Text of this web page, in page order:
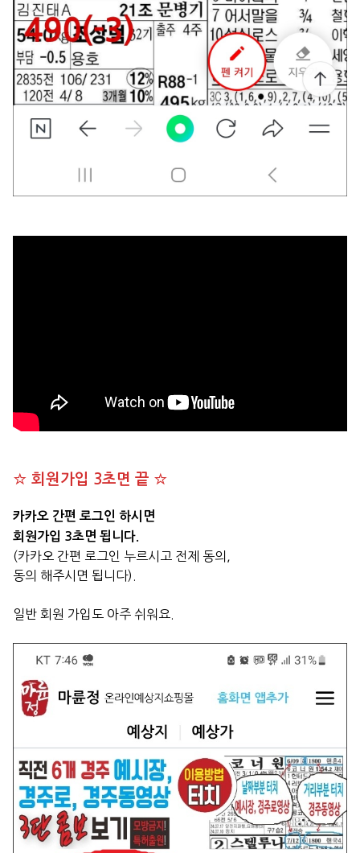
☆ 회원가입 3초면 끝 ☆
카카오 간편 로그인 하시면
회원가입 3초면 됩니다.
(카카오 간편 로그인 누르시고 전제 동의,
동의 해주시면 됩니다).
일반 회원 가입도 아주 쉬워요.